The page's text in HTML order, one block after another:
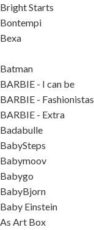
Bright Starts
Bontempi
Bexa
Batman
BARBIE - I can be
BARBIE - Fashionistas
BARBIE - Extra
Badabulle
BabySteps
Babymoov
Babygo
BabyBjorn
Baby Einstein
As Art Box